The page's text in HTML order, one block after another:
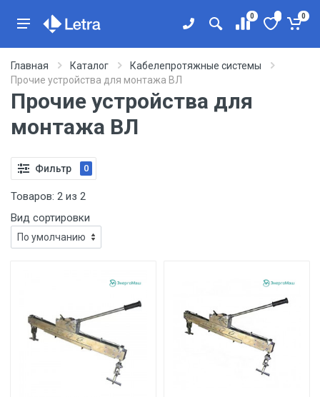
0 0
Главная Каталог
Кабелепротяжные системы
Прочие устройства для монтажа ВЛ
Прочие устройства для
монтажа ВЛ
Фильтр 0
Товаров: 2 из 2
Вид сортировки